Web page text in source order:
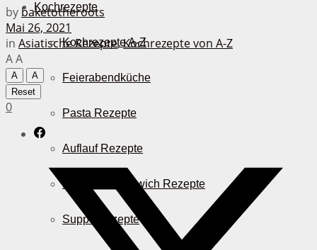
Kochrezepte
Kochrezepte A-Z
Feierabendküche
Pasta Rezepte
Auflauf Rezepte
Burger & Sandwich Rezepte
Suppenrezepte
by baketotheroots
Mai 26, 2021
in Asiatische Rezepte,Kochrezepte von A-Z
AA
A
A
Reset
0